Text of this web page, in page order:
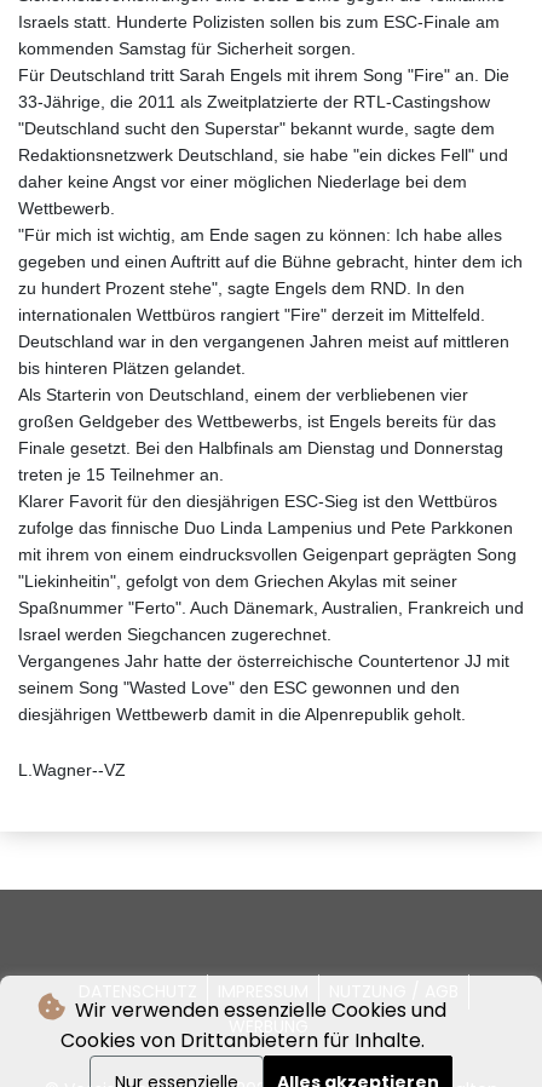
Wir verwenden essenzielle Cookies und
Cookies von Drittanbietern für Inhalte.
Nur essenzielle Alles akzeptieren
Israels statt. Hunderte Polizisten sollen bis zum ESC-Finale am
kommenden Samstag für Sicherheit sorgen.
Für Deutschland tritt Sarah Engels mit ihrem Song "Fire" an. Die
33-Jährige, die 2011 als Zweitplatzierte der RTL-Castingshow
"Deutschland sucht den Superstar" bekannt wurde, sagte dem
Redaktionsnetzwerk Deutschland, sie habe "ein dickes Fell" und
daher keine Angst vor einer möglichen Niederlage bei dem
Wettbewerb.
"Für mich ist wichtig, am Ende sagen zu können: Ich habe alles
gegeben und einen Auftritt auf die Bühne gebracht, hinter dem ich
zu hundert Prozent stehe", sagte Engels dem RND. In den
internationalen Wettbüros rangiert "Fire" derzeit im Mittelfeld.
Deutschland war in den vergangenen Jahren meist auf mittleren
bis hinteren Plätzen gelandet.
Als Starterin von Deutschland, einem der verbliebenen vier
großen Geldgeber des Wettbewerbs, ist Engels bereits für das
Finale gesetzt. Bei den Halbfinals am Dienstag und Donnerstag
treten je 15 Teilnehmer an.
Klarer Favorit für den diesjährigen ESC-Sieg ist den Wettbüros
zufolge das finnische Duo Linda Lampenius und Pete Parkkonen
mit ihrem von einem eindrucksvollen Geigenpart geprägten Song
"Liekinheitin", gefolgt von dem Griechen Akylas mit seiner
Spaßnummer "Ferto". Auch Dänemark, Australien, Frankreich und
Israel werden Siegchancen zugerechnet.
Vergangenes Jahr hatte der österreichische Countertenor JJ mit
seinem Song "Wasted Love" den ESC gewonnen und den
diesjährigen Wettbewerb damit in die Alpenrepublik geholt.
L.Wagner--VZ
WERBUNG